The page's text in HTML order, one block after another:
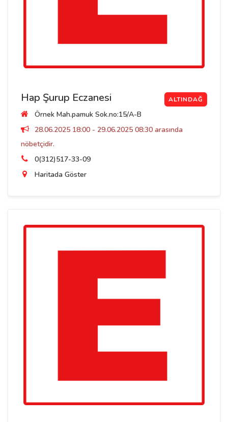
Hap Şurup Eczanesi ALTINDAĞ
Örnek Mah.pamuk Sok.no:15/A-B
28.06.2025 18:00 - 29.06.2025 08:30 arasında
nöbetçidir.
0(312)517-33-09
Haritada Göster